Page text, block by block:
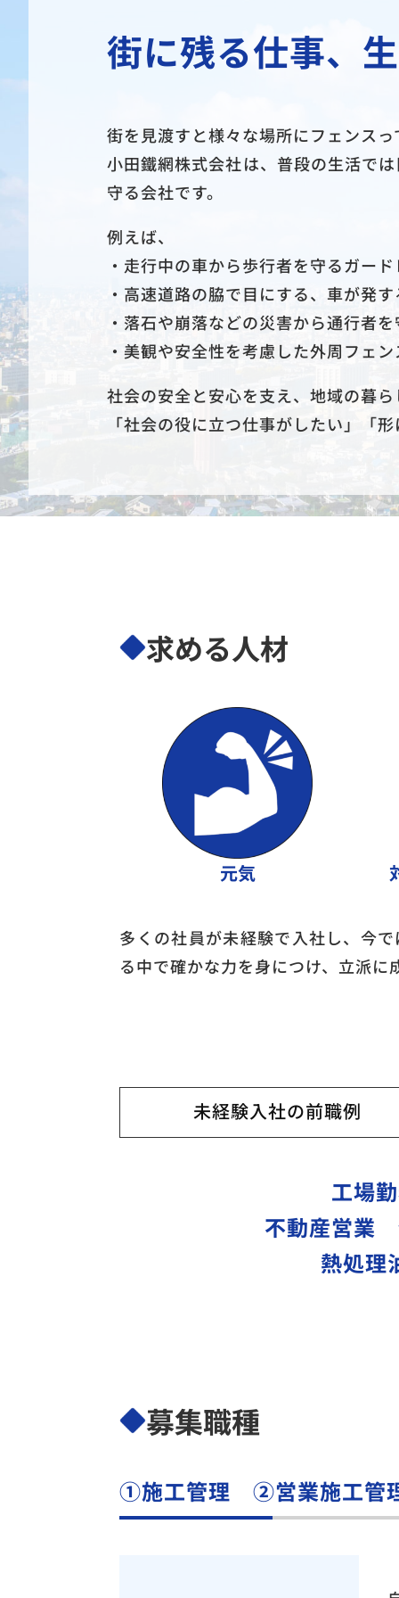
街に残る仕事、
街を見渡すと様々な場所にフェンス
小田鐵網株式会社は、普段の生活で
守る会社です。
例えば、
・走行中の車から歩行者を守るガー
・高速道路の脇で目にする、車が発
・落石や崩落などの災害から通行者
・美観や安全性を考慮した外周フェ
社会の安全と安心を支え、地域の暮
「社会の役に立つ仕事がしたい」「
求める人材
元気
多くの社員が未経験で入社し、今
る中で確かな力を身につけ、立派
未経験入社の前職例
工場
不動産営業
熱処
募集職種
①施工管理 ②営業施工管